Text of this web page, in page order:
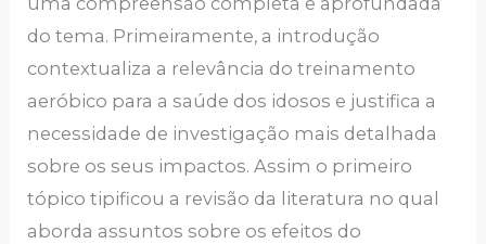
do tema. Primeiramente, a introdução
contextualiza a relevância do treinamento
aeróbico para a saúde dos idosos e justifica a
necessidade de investigação mais detalhada
sobre os seus impactos. Assim o primeiro
tópico tipificou a revisão da literatura no qual
aborda assuntos sobre os efeitos do